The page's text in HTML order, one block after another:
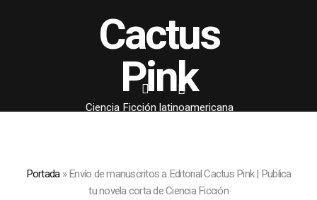
Cactus
Pink
Ciencia Ficción latinoamericana
Portada»Envío de manuscritos a Editorial Cactus Pink | Publica
tu novela corta de Ciencia Ficción